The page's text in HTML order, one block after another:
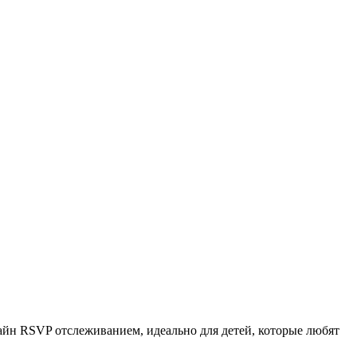
RSVP отслеживанием, идеально для детей, которые любят